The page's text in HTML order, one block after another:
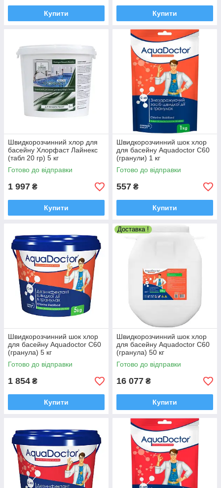
Купити Купити
Швидкорозчинний хлор для
басейну Хлорфаст Лайнекс
(табл 20 гр) 5 кг
Готово до відправки
1 997 ₴
Купити
Швидкорозчинний шок хлор
для басейну Aquadoctor С60
(гранули) 1 кг
Готово до відправки
557 ₴
Купити
Швидкорозчинний шок хлор
для басейну Aquadoctor C60
(гранула) 5 кг
Готово до відправки
1 854 ₴
Купити
Доставка !
Швидкорозчинний шок хлор
для басейну Aquadoctor С60
(гранула) 50 кг
Готово до відправки
16 077 ₴
Купити